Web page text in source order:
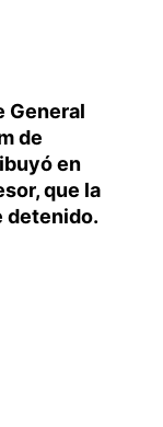
General
de
en
que la
detenido.